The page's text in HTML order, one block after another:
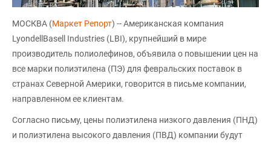
МОСКВА (Маркет Репорт) -- Американская компания
LyondellBasell Industries (LBI), крупнейший в мире
производитель полиолефинов, объявила о повышении цен на
все марки полиэтилена (ПЭ) для февральских поставок в
странах Северной Америки, говорится в письме компании,
направленном ее клиентам.
Согласно письму, цены полиэтилена низкого давления (ПНД)
и полиэтилена высокого давления (ПВД) компании будут